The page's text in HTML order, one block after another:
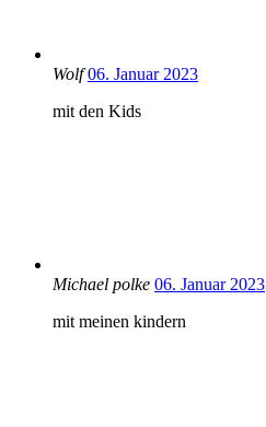
Wolf 06. Januar 2023
mit den Kids
Michael polke 06. Januar 2023
mit meinen kindern